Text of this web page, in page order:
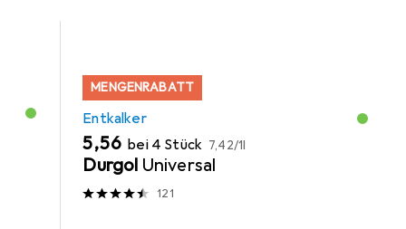
MENGENRABATT
Entkalker
EUR
5,56 bei 4 Stück EUR
7,42/1l
Durgol Universal
121